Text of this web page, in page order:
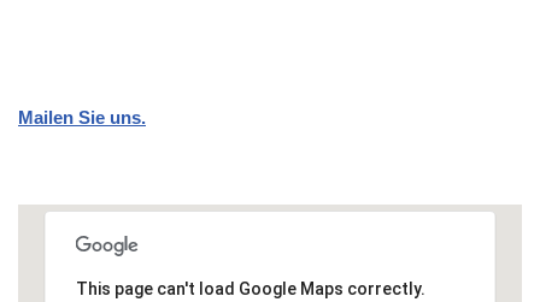
Mailen Sie uns.
This page can't load Google Maps correctly.